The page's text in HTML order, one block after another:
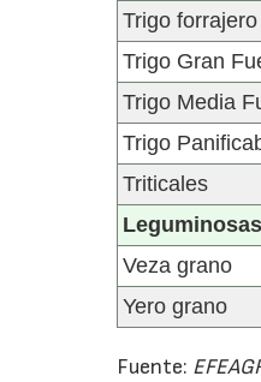
Trigo forrajero
Trigo Gran
Trigo Media
Trigo
Triticales
Leguminosas
Veza grano
Yero grano
Fuente: